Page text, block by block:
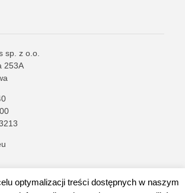
sp. z o.o.
253A
optymalizacji treści dostępnych w naszym